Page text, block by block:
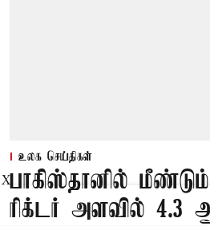
உலக செய்திகள்
பாகிஸ்தானில்
ரிக்டர் அளவில் 4.3
X